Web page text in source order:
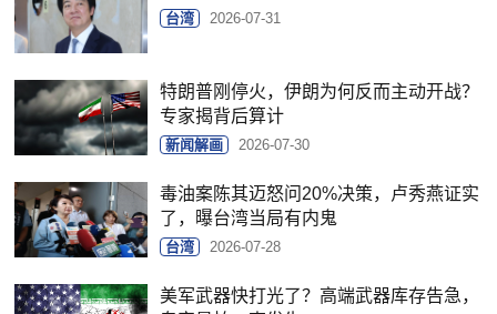
台湾 2026-07-31
特朗普刚停火，伊朗为何反而主动开战？
专家揭背后算计
新闻解画 2026-07-30
毒油案陈其迈怒问20%决策，卢秀燕证实
了，曝台湾当局有内鬼
台湾 2026-07-28
美军武器快打光了？高端武器库存告急，